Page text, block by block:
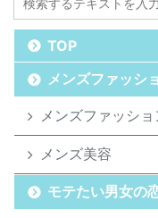
TOP
メンズファッシ
メンズファッショ
メンズ美容
モテたい男女の